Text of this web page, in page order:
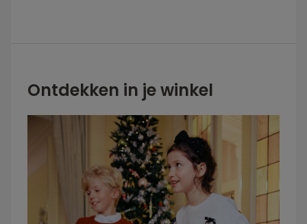
Ontdekken in je winkel